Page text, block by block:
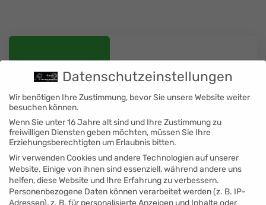
Beratung
Wir beraten Sie rund um Ihre Ideen und
Vorstellungen.
Datenschutzeinstellungen
Wir benötigen Ihre Zustimmung, bevor Sie unsere Website weiter
besuchen können.
Wenn Sie unter 16 Jahre alt sind und Ihre Zustimmung zu
freiwilligen Diensten geben möchten, müssen Sie Ihre
Erziehungsberechtigten um Erlaubnis bitten.
Wir verwenden Cookies und andere Technologien auf unserer
Website. Einige von ihnen sind essenziell, während andere uns
helfen, diese Website und Ihre Erfahrung zu verbessern.
Personenbezogene Daten können verarbeitet werden (z. B. IP-